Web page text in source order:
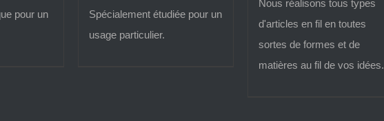
pour un
Spécialement étudiée pour un
usage particulier.
Nous réalisons tous types
d'articles en fil en toutes
sortes de formes et de
matières au fil de vos idées.